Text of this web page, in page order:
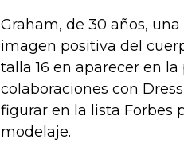
Graham, de 30 años,
imagen positiva del
talla 16 en aparecer en
colaboraciones con
figurar en la lista Forbes
modelaje.